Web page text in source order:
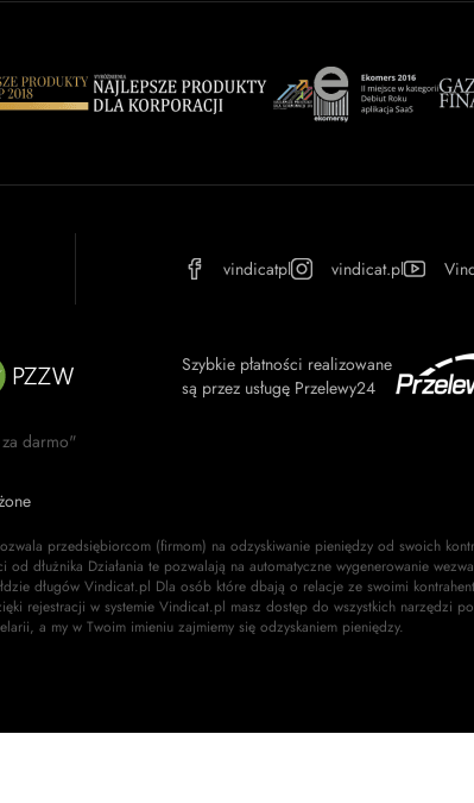
vindicatpl vindicat.pl
Szybkie płatności realizowane
są przez usługę Przelewy24
darmo"
przedsiębiorcom (firmom) na odzyskiwanie pieniędzy od swoich
od dłużnika Działania te pozwalają na automatyczne wygenerowanie
długów Vindicat.pl Dla osób które dbają o relacje ze swoimi
rejestracji w systemie Vindicat.pl masz dostęp do wszystkich narzędzi
a my w Twoim imieniu zajmiemy się odzyskaniem pieniędzy.